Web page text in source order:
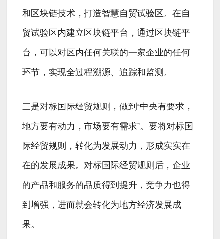
和区块链技术，打造智慧自贸试验区。在自
贸试验区内建立区块链平台，通过区块链平
台，可以对区内任何关联的一家企业的任何
环节，实现全过程溯源、追踪和监测。
三是对标国际经贸规则，做到“中央有要求，
地方要有动力，市场要有需求”。要将对标国
际经贸规则，转化为发展动力，形成实实在
在的发展成果。对标国际经贸规则后，企业
的产品和服务的品质得到提升，竞争力也得
到增强，进而就会转化为地方经济发展成
果。